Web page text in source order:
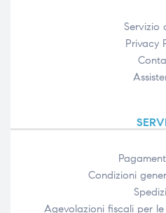
Servizio
Privacy
Condizioni
Agevolazioni fiscali per